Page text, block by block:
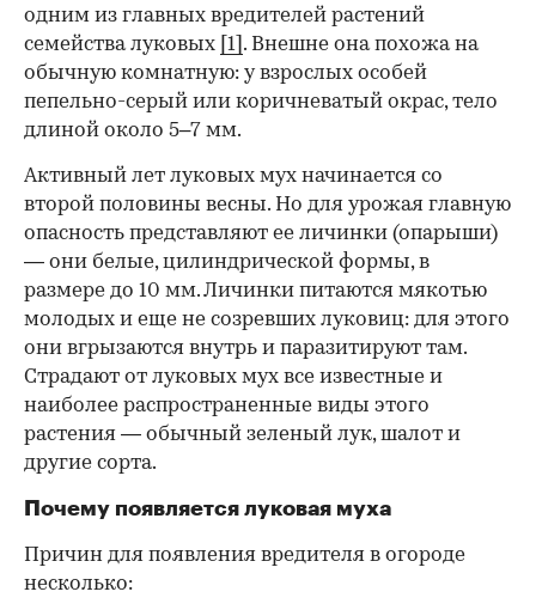
00:00
одним из главных вредителей растений
семейства луковых [1] . Внешне она похожа на
обычную комнатную: у взрослых особей
пепельно-серый или коричневатый окрас, тело
длиной около 5–7 мм.
Активный лет луковых мух начинается со
второй половины весны. Но для урожая главную
опасность представляют ее личинки (опарыши)
— они белые, цилиндрической формы, в
размере до 10 мм. Личинки питаются мякотью
молодых и еще не созревших луковиц: для этого
они вгрызаются внутрь и паразитируют там.
Страдают от луковых мух все известные и
наиболее распространенные виды этого
растения — обычный зеленый лук, шалот и
другие сорта.
Почему появляется луковая муха
Причин для появления вредителя в огороде
несколько: